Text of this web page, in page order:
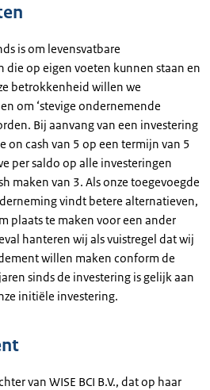
is om levensvatbare
die op eigen voeten kunnen staan en
betrokkenheid willen we
om ‘stevige ondernemende
Bij aanvang van een investering
on cash van 5 op een termijn van 5
per saldo op alle investeringen
maken van 3. Als onze toegevoegde
vindt betere alternatieven,
plaats te maken voor een ander
hanteren wij als vuistregel dat wij
willen maken conform de
sinds de investering is gelijk aan
initiële investering.
van WISE BCI B.V., dat op haar